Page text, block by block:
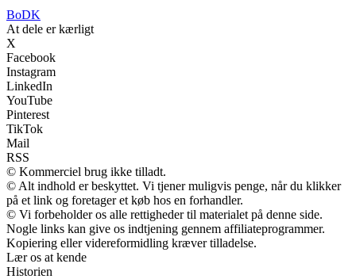
BoDK
At dele er kærligt
X
Facebook
Instagram
LinkedIn
YouTube
Pinterest
TikTok
Mail
RSS
© Kommerciel brug ikke tilladt.
© Alt indhold er beskyttet. Vi tjener muligvis penge, når du klikker
på et link og foretager et køb hos en forhandler.
© Vi forbeholder os alle rettigheder til materialet på denne side.
Nogle links kan give os indtjening gennem affiliateprogrammer.
Kopiering eller videreformidling kræver tilladelse.
Lær os at kende
Historien